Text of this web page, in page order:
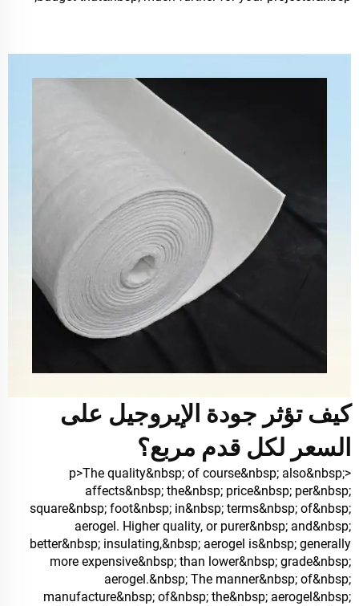
كيف تؤثر جودة الإيروجيل على
السعر لكل قدم مربع؟
<p>The quality&nbsp; of course&nbsp; also&nbsp;
affects&nbsp; the&nbsp; price&nbsp; per&nbsp;
square&nbsp; foot&nbsp; in&nbsp; terms&nbsp; of&nbsp;
aerogel. Higher quality, or purer&nbsp; and&nbsp;
better&nbsp; insulating,&nbsp; aerogel is&nbsp; generally
more expensive&nbsp; than lower&nbsp; grade&nbsp;
aerogel.&nbsp; The manner&nbsp; of&nbsp;
manufacture&nbsp; of&nbsp; the&nbsp; aerogel&nbsp;